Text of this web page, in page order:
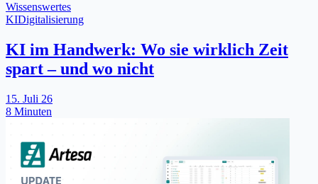
Wissenswertes
KIDigitalisierung
KI im Handwerk: Wo sie wirklich Zeit
spart – und wo nicht
15. Juli 26
8 Minuten